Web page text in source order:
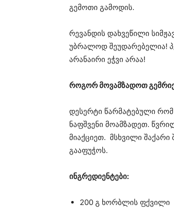
გემოთი გამოდის.
რევანდის დახვეწილი
უბრალოდ შეუდარებელია!
არანაირი ეჭვი არაა!
როგორ მოვამზადოთ
დესერტი წარმატებული
ნაფშვენი მოამზადეთ.
მიაქციეთ. მსხვილი
გააფუჭოს.
ინგრედიენტები:
200 გ ხორბლის ფქვილი